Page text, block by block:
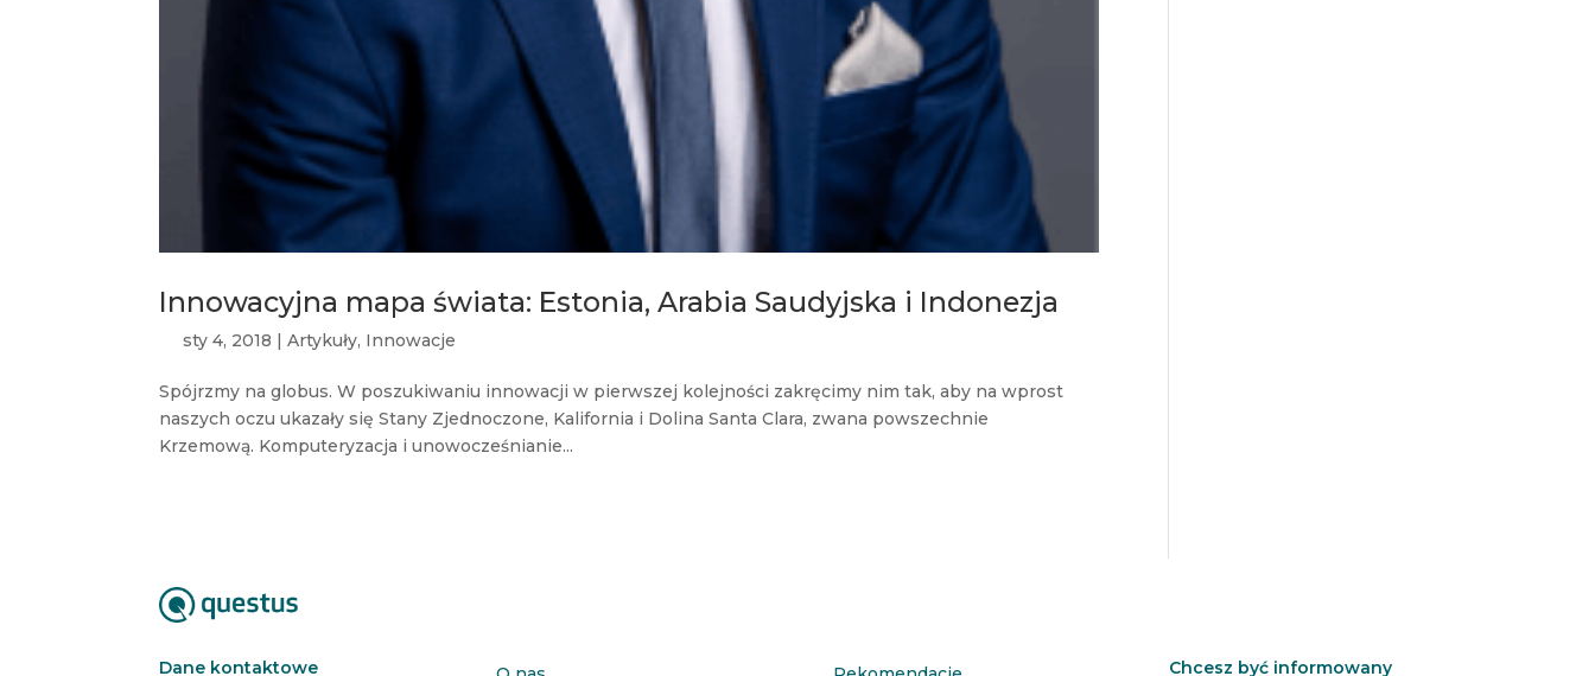
Innowacyjna mapa świata: Estonia, Arabia Saudyjska i Indonezja
sty 4, 2018 |Artykuły, Innowacje
Spójrzmy na globus. W poszukiwaniu innowacji w pierwszej kolejności zakręcimy nim tak, aby na wprost
naszych oczu ukazały się Stany Zjednoczone, Kalifornia i Dolina Santa Clara, zwana powszechnie
Krzemową. Komputeryzacja i unowocześnianie...
Dane kontaktowe Chcesz być informowany